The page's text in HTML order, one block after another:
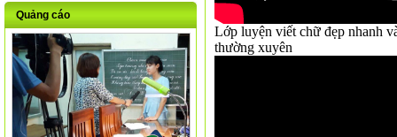
Quảng cáo
Lớp luyện viết chữ đẹp nhanh
thường xuyên